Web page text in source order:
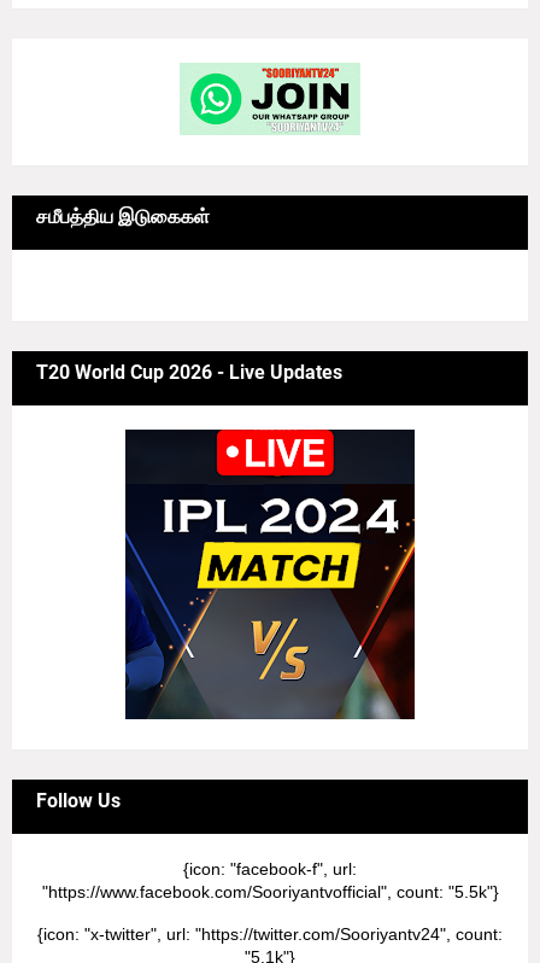
சமீபத்திய இடுகைகள்
T20 World Cup 2026 - Live Updates
Follow Us
{icon: "facebook-f", url:
"https://www.facebook.com/Sooriyantvofficial", count: "5.5k"}
{icon: "x-twitter", url: "https://twitter.com/Sooriyantv24", count:
"5.1k"}